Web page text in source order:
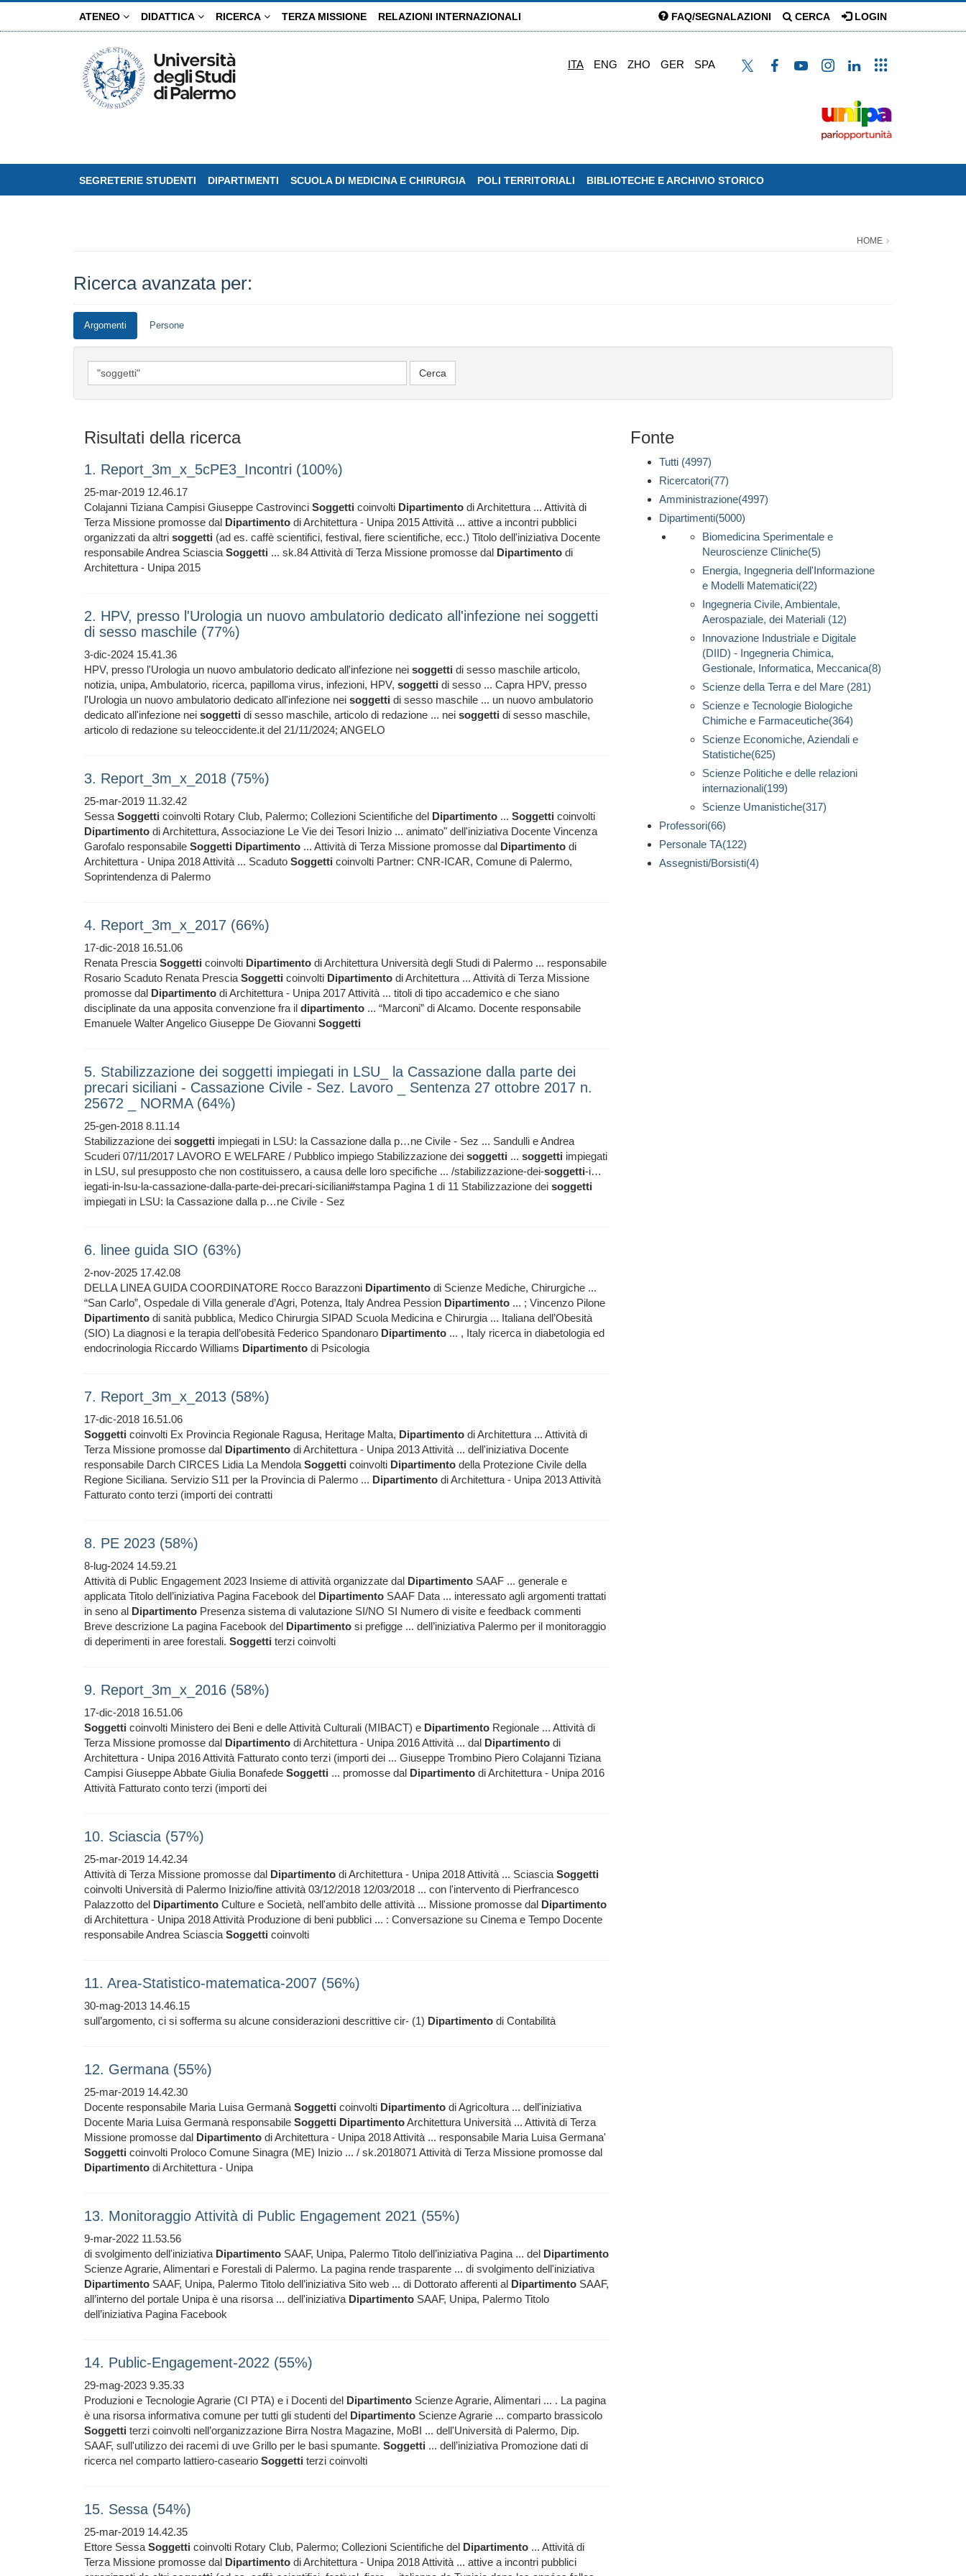
ATENEO DIDATTICA RICERCA TERZA MISSIONE RELAZIONI INTERNAZIONALI FAQ/SEGNALAZIONI CERCA LOGIN
ITA ENG ZHO GER SPA
SEGRETERIE STUDENTI DIPARTIMENTI SCUOLA DI MEDICINA E CHIRURGIA POLI TERRITORIALI BIBLIOTECHE E ARCHIVIO STORICO
HOME
Ricerca avanzata per:
Argomenti Persone
Risultati della ricerca
1. Report_3m_x_5cPE3_Incontri (100%)
25-mar-2019 12.46.17
Colajanni Tiziana Campisi Giuseppe Castrovinci Soggetti coinvolti Dipartimento di Architettura ... Attività di
Terza Missione promosse dal Dipartimento di Architettura - Unipa 2015 Attività ... attive a incontri pubblici
organizzati da altri soggetti (ad es. caffè scientifici, festival, fiere scientifiche, ecc.) Titolo dell'iniziativa Docente
responsabile Andrea Sciascia Soggetti ... sk.84 Attività di Terza Missione promosse dal Dipartimento di
Architettura - Unipa 2015
2. HPV, presso l'Urologia un nuovo ambulatorio dedicato all'infezione nei soggetti
di sesso maschile (77%)
3-dic-2024 15.41.36
HPV, presso l'Urologia un nuovo ambulatorio dedicato all'infezione nei soggetti di sesso maschile articolo,
notizia, unipa, Ambulatorio, ricerca, papilloma virus, infezioni, HPV, soggetti di sesso ... Capra HPV, presso
l'Urologia un nuovo ambulatorio dedicato all'infezione nei soggetti di sesso maschile ... un nuovo ambulatorio
dedicato all'infezione nei soggetti di sesso maschile, articolo di redazione ... nei soggetti di sesso maschile,
articolo di redazione su teleoccidente.it del 21/11/2024; ANGELO
3. Report_3m_x_2018 (75%)
25-mar-2019 11.32.42
Sessa Soggetti coinvolti Rotary Club, Palermo; Collezioni Scientifiche del Dipartimento ... Soggetti coinvolti
Dipartimento di Architettura, Associazione Le Vie dei Tesori Inizio ... animato" dell'iniziativa Docente Vincenza
Garofalo responsabile Soggetti Dipartimento ... Attività di Terza Missione promosse dal Dipartimento di
Architettura - Unipa 2018 Attività ... Scaduto Soggetti coinvolti Partner: CNR-ICAR, Comune di Palermo,
Soprintendenza di Palermo
4. Report_3m_x_2017 (66%)
17-dic-2018 16.51.06
Renata Prescia Soggetti coinvolti Dipartimento di Architettura Università degli Studi di Palermo ... responsabile
Rosario Scaduto Renata Prescia Soggetti coinvolti Dipartimento di Architettura ... Attività di Terza Missione
promosse dal Dipartimento di Architettura - Unipa 2017 Attività ... titoli di tipo accademico e che siano
disciplinate da una apposita convenzione fra il dipartimento ... “Marconi” di Alcamo. Docente responsabile
Emanuele Walter Angelico Giuseppe De Giovanni Soggetti
5. Stabilizzazione dei soggetti impiegati in LSU_ la Cassazione dalla parte dei
precari siciliani - Cassazione Civile - Sez. Lavoro _ Sentenza 27 ottobre 2017 n.
25672 _ NORMA (64%)
25-gen-2018 8.11.14
Stabilizzazione dei soggetti impiegati in LSU: la Cassazione dalla p…ne Civile - Sez ... Sandulli e Andrea
Scuderi 07/11/2017 LAVORO E WELFARE / Pubblico impiego Stabilizzazione dei soggetti ... soggetti impiegati
in LSU, sul presupposto che non costituissero, a causa delle loro specifiche ... /stabilizzazione-dei-soggetti-i…
iegati-in-lsu-la-cassazione-dalla-parte-dei-precari-siciliani#stampa Pagina 1 di 11 Stabilizzazione dei soggetti
impiegati in LSU: la Cassazione dalla p…ne Civile - Sez
6. linee guida SIO (63%)
2-nov-2025 17.42.08
DELLA LINEA GUIDA COORDINATORE Rocco Barazzoni Dipartimento di Scienze Mediche, Chirurgiche ...
“San Carlo”, Ospedale di Villa generale d’Agri, Potenza, Italy Andrea Pession Dipartimento ... ; Vincenzo Pilone
Dipartimento di sanità pubblica, Medico Chirurgia SIPAD Scuola Medicina e Chirurgia ... Italiana dell’Obesità
(SIO) La diagnosi e la terapia dell’obesità Federico Spandonaro Dipartimento ... , Italy ricerca in diabetologia ed
endocrinologia Riccardo Williams Dipartimento di Psicologia
7. Report_3m_x_2013 (58%)
17-dic-2018 16.51.06
Soggetti coinvolti Ex Provincia Regionale Ragusa, Heritage Malta, Dipartimento di Architettura ... Attività di
Terza Missione promosse dal Dipartimento di Architettura - Unipa 2013 Attività ... dell'iniziativa Docente
responsabile Darch CIRCES Lidia La Mendola Soggetti coinvolti Dipartimento della Protezione Civile della
Regione Siciliana. Servizio S11 per la Provincia di Palermo ... Dipartimento di Architettura - Unipa 2013 Attività
Fatturato conto terzi (importi dei contratti
8. PE 2023 (58%)
8-lug-2024 14.59.21
Attività di Public Engagement 2023 Insieme di attività organizzate dal Dipartimento SAAF ... generale e
applicata Titolo dell’iniziativa Pagina Facebook del Dipartimento SAAF Data ... interessato agli argomenti trattati
in seno al Dipartimento Presenza sistema di valutazione SI/NO SI Numero di visite e feedback commenti
Breve descrizione La pagina Facebook del Dipartimento si prefigge ... dell’iniziativa Palermo per il monitoraggio
di deperimenti in aree forestali. Soggetti terzi coinvolti
9. Report_3m_x_2016 (58%)
17-dic-2018 16.51.06
Soggetti coinvolti Ministero dei Beni e delle Attività Culturali (MIBACT) e Dipartimento Regionale ... Attività di
Terza Missione promosse dal Dipartimento di Architettura - Unipa 2016 Attività ... dal Dipartimento di
Architettura - Unipa 2016 Attività Fatturato conto terzi (importi dei ... Giuseppe Trombino Piero Colajanni Tiziana
Campisi Giuseppe Abbate Giulia Bonafede Soggetti ... promosse dal Dipartimento di Architettura - Unipa 2016
Attività Fatturato conto terzi (importi dei
10. Sciascia (57%)
25-mar-2019 14.42.34
Attività di Terza Missione promosse dal Dipartimento di Architettura - Unipa 2018 Attività ... Sciascia Soggetti
coinvolti Università di Palermo Inizio/fine attività 03/12/2018 12/03/2018 ... con l'intervento di Pierfrancesco
Palazzotto del Dipartimento Culture e Società, nell'ambito delle attività ... Missione promosse dal Dipartimento
di Architettura - Unipa 2018 Attività Produzione di beni pubblici ... : Conversazione su Cinema e Tempo Docente
responsabile Andrea Sciascia Soggetti coinvolti
11. Area-Statistico-matematica-2007 (56%)
30-mag-2013 14.46.15
sull’argomento, ci si sofferma su alcune considerazioni descrittive cir- (1) Dipartimento di Contabilità
12. Germana (55%)
25-mar-2019 14.42.30
Docente responsabile Maria Luisa Germanà Soggetti coinvolti Dipartimento di Agricoltura ... dell'iniziativa
Docente Maria Luisa Germanà responsabile Soggetti DipartimentoArchitettura Università ... Attività di Terza
Missione promosse dal Dipartimento di Architettura - Unipa 2018 Attività ... responsabile Maria Luisa Germana'
Soggetti coinvolti Proloco Comune Sinagra (ME) Inizio ... / sk.2018071 Attività di Terza Missione promosse dal
Dipartimento di Architettura - Unipa
13. Monitoraggio Attività di Public Engagement 2021 (55%)
9-mar-2022 11.53.56
di svolgimento dell'iniziativa Dipartimento SAAF, Unipa, Palermo Titolo dell’iniziativa Pagina ... del Dipartimento
Scienze Agrarie, Alimentari e Forestali di Palermo. La pagina rende trasparente ... di svolgimento dell'iniziativa
Dipartimento SAAF, Unipa, Palermo Titolo dell’iniziativa Sito web ... di Dottorato afferenti al Dipartimento SAAF,
all’interno del portale Unipa è una risorsa ... dell'iniziativa Dipartimento SAAF, Unipa, Palermo Titolo
dell’iniziativa Pagina Facebook
14. Public-Engagement-2022 (55%)
29-mag-2023 9.35.33
Produzioni e Tecnologie Agrarie (CI PTA) e i Docenti del Dipartimento Scienze Agrarie, Alimentari ... . La pagina
è una risorsa informativa comune per tutti gli studenti del Dipartimento Scienze Agrarie ... comparto brassicolo
Soggetti terzi coinvolti nell’organizzazione Birra Nostra Magazine, MoBI ... dell'Università di Palermo, Dip.
SAAF, sull'utilizzo dei racemi di uve Grillo per le basi spumante. Soggetti ... dell’iniziativa Promozione dati di
ricerca nel comparto lattiero-caseario Soggetti terzi coinvolti
15. Sessa (54%)
25-mar-2019 14.42.35
Ettore Sessa Soggetti coinvolti Rotary Club, Palermo; Collezioni Scientifiche del Dipartimento ... Attività di
Terza Missione promosse dal Dipartimento di Architettura - Unipa 2018 Attività ... attive a incontri pubblici
Fonte
Tutti (4997)
Ricercatori(77)
Amministrazione(4997)
Dipartimenti(5000)
Biomedicina Sperimentale e
Neuroscienze Cliniche(5)
Energia, Ingegneria dell'Informazione
e Modelli Matematici(22)
Ingegneria Civile, Ambientale,
Aerospaziale, dei Materiali (12)
Innovazione Industriale e Digitale
(DIID) - Ingegneria Chimica,
Gestionale, Informatica, Meccanica(8)
Scienze della Terra e del Mare (281)
Scienze e Tecnologie Biologiche
Chimiche e Farmaceutiche(364)
Scienze Economiche, Aziendali e
Statistiche(625)
Scienze Politiche e delle relazioni
internazionali(199)
Scienze Umanistiche(317)
Professori(66)
Personale TA(122)
Assegnisti/Borsisti(4)